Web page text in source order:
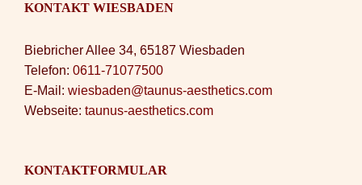
KONTAKT WIESBADEN
Biebricher Allee 34, 65187 Wiesbaden
Telefon: 0611-71077500
E-Mail: wiesbaden@taunus-aesthetics.com
Webseite: taunus-aesthetics.com
KONTAKTFORMULAR